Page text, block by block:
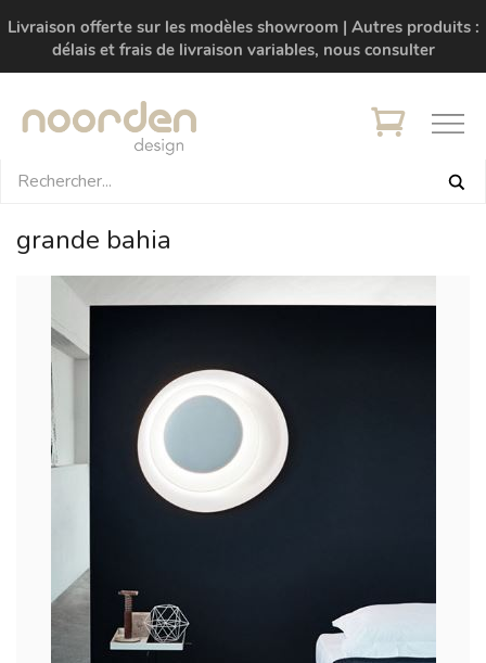
Livraison offerte sur les modèles showroom | Autres produits :
délais et frais de livraison variables, nous consulter
grande bahia